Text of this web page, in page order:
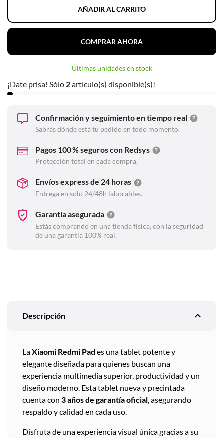
AÑADIR AL CARRITO
COMPRAR AHORA
Últimas unidades en stock
¡Date prisa! Sólo 2artículo(s) disponible(s)!
Confirmación y seguimiento en tiempo real
Sabrás dónde está tu pedido en todo momento.
Pagos 100 % seguros con Redsys
Protección total en cada compra.
Envíos express de 24 horas
Entrega en solo 24/48h laborables.
Garantía asegurada
Estás comprando en una tienda física, con la seguridad
de una garantía 100% real.
expand_less
Descripción
LaXiaomi Redmi Pad es una tablet potente y
elegante diseñada para quienes buscan una
experiencia multimedia superior, productividad y un
diseño moderno. Esta tablet nueva y precintada
cuenta con 3 años de garantía oficial, asegurando
respaldo y calidad en cada uso.
Disfruta de una experiencia visual única gracias a su